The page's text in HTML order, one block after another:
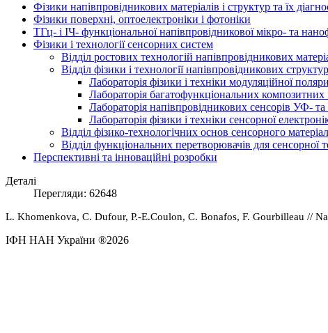
Фізики напівпровідникових матеріалів і структур та їх
Фізики поверхні, оптоелектроніки і фотоніки
ТГц- і ІЧ- функціональної напівпровідникової мікро- та
Фізики і технології сенсорних систем
Відділ ростових технологій напівпровідникових
Відділ фізики і технології напівпровідникових
Лабораторія фізики і техніки модуляційної
Лабораторія багатофункціональних композитних
Лабораторія напівпровідникових сенсорів УФ-
Лабораторія фізики і техніки сенсорної
Відділ фізико-технологічних основ сенсорного
Відділ функціональних перетворювачів для сенсорної
Перспективні та інноваційні розробки
Деталі
Перегляди: 62648
L. Khomenkova, C. Dufour, P.-E.Coulon, C. Bonafos, F. Gourbilleau //
ІФН НАН України ®2026